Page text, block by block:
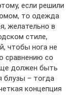
если решили
то одежда
желательно в
стиле,
чтобы нога не
сравнению со
должен быть
блузы – тогда
концепция